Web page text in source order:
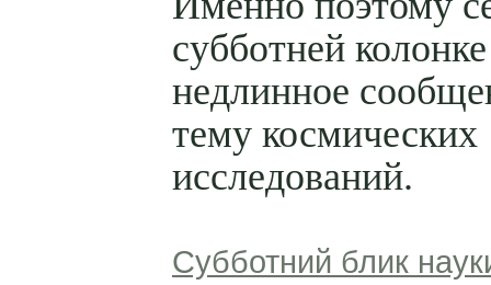
субботней колонке
недлинное
тему космических
исследований.
Субботний блик